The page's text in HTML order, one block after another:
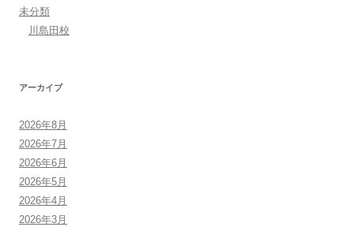
未分類
川島田校
アーカイブ
2026年8月
2026年7月
2026年6月
2026年5月
2026年4月
2026年3月